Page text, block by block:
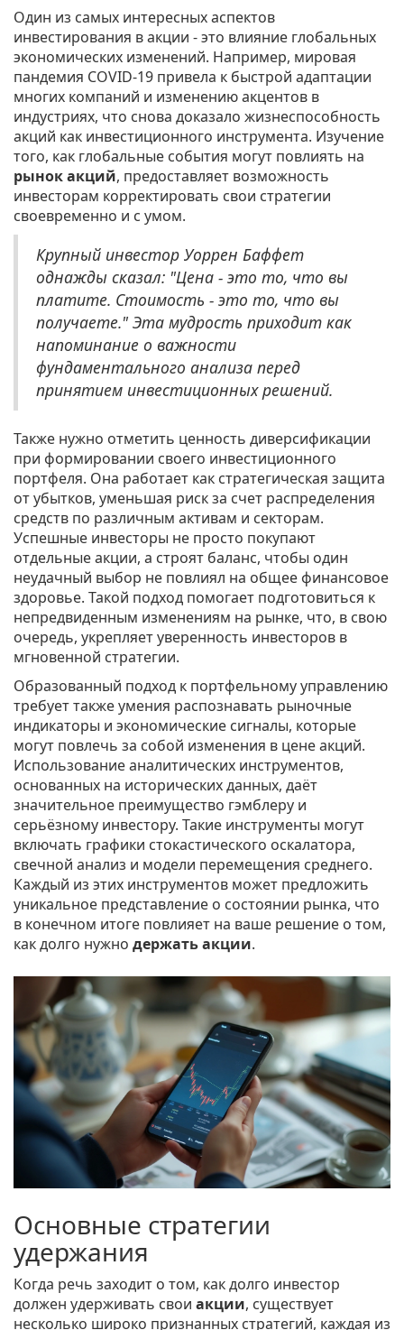
Один из самых интересных аспектов
инвестирования в акции - это влияние глобальных
экономических изменений. Например, мировая
пандемия COVID-19 привела к быстрой адаптации
многих компаний и изменению акцентов в
индустриях, что снова доказало жизнеспособность
акций как инвестиционного инструмента. Изучение
того, как глобальные события могут повлиять на
рынок акций, предоставляет возможность
инвесторам корректировать свои стратегии
своевременно и с умом.
Крупный инвестор Уоррен Баффет
однажды сказал: "Цена - это то, что вы
платите. Стоимость - это то, что вы
получаете." Эта мудрость приходит как
напоминание о важности
фундаментального анализа перед
принятием инвестиционных решений.
Также нужно отметить ценность диверсификации
при формировании своего инвестиционного
портфеля. Она работает как стратегическая защита
от убытков, уменьшая риск за счет распределения
средств по различным активам и секторам.
Успешные инвесторы не просто покупают
отдельные акции, а строят баланс, чтобы один
неудачный выбор не повлиял на общее финансовое
здоровье. Такой подход помогает подготовиться к
непредвиденным изменениям на рынке, что, в свою
очередь, укрепляет уверенность инвесторов в
мгновенной стратегии.
Образованный подход к портфельному управлению
требует также умения распознавать рыночные
индикаторы и экономические сигналы, которые
могут повлечь за собой изменения в цене акций.
Использование аналитических инструментов,
основанных на исторических данных, даёт
значительное преимущество гэмблеру и
серьёзному инвестору. Такие инструменты могут
включать графики стокастического оскалатора,
свечной анализ и модели перемещения среднего.
Каждый из этих инструментов может предложить
уникальное представление о состоянии рынка, что
в конечном итоге повлияет на ваше решение о том,
как долго нужно держать акции.
Основные стратегии
удержания
Когда речь заходит о том, как долго инвестор
должен удерживать свои акции, существует
несколько широко признанных стратегий, каждая из